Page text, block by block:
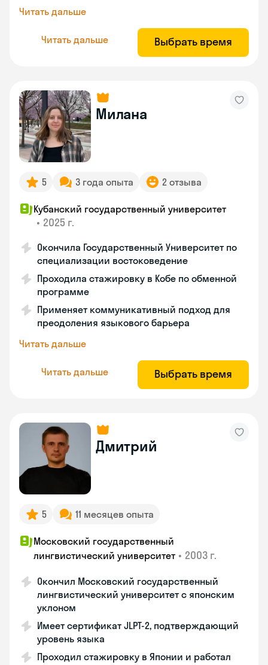
Читать дальше
Читать дальше Выбрать время
Милана
5 3 года опыта 2 отзыва
Кубанский государственный университет
• 2025 г.
Окончила Государственный Университет по
специализации востоковедение
Проходила стажировку в Кобе по обменной
программе
Применяет коммуникативный подход для
преодоления языкового барьера
Читать дальше
Читать дальше Выбрать время
Дмитрий
5 11 месяцев опыта
Московский государственный
лингвистический университет • 2003 г.
Окончил Московский государственный
лингвистический университет с японским
уклоном
Имеет сертификат JLPT-2, подтверждающий
уровень языка
Проходил стажировку в Японии и работал